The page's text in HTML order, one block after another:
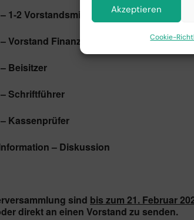
Akzeptieren
Cookie-
Finanzen
– Diskussion
sind bis zum 21. Februar
direkt an einen Vorstand zu senden.